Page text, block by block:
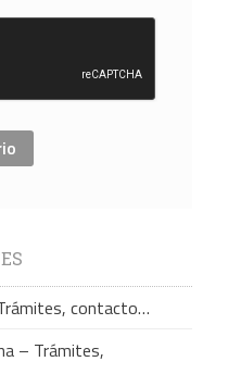
contacto…
– Trámites,